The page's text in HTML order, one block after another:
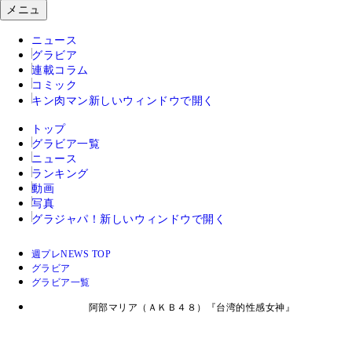
メニュ
ニュース
グラビア
連載コラム
コミック
キン肉マン 新しいウィンドウで開く
トップ
グラビア一覧
ニュース
ランキング
動画
写真
グラジャパ！ 新しいウィンドウで開く
週プレNEWS TOP
グラビア
グラビア一覧
阿部マリア（ＡＫＢ４８）『台湾的性感女神』